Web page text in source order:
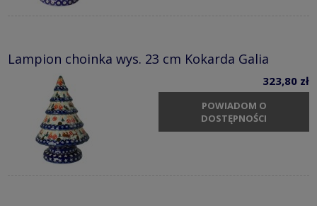
Lampion choinka wys. 23 cm Kokarda Galia
323,80 zł
POWIADOM O
DOSTĘPNOŚCI